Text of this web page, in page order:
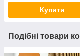
школяра геймерські
Купити
Подібні товари